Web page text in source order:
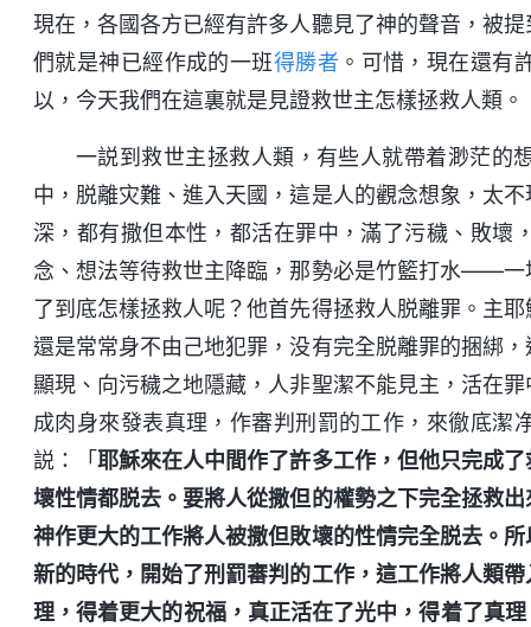
現在，各國各方已經有許多人聽見了神的聲音，被
們就是神已經作成的一班得勝者 。可惜，現在還有
以，今天我們在這裏就是見證救世主怎樣拯救人類。
一説到救世主拯救人類，有些人就帶着渺茫的
中，脱離灾難、進入天國，這是人的觀念想象，太
深，都有撒但本性，都活在罪中，滿了污穢、敗壞
念、想法等待救世主降臨，那勢必是竹籃打水——
了到底怎樣拯救人呢？他首先得拯救人脱離罪。主
還是常常身不由己地犯罪，没有完全脱離罪的捆綁
顯現、向污穢之地隱藏，人非聖潔不能見主，活在
成肉身來發表真理，作審判刑罰的工作，來徹底潔
説：「耶穌來在人中間作了許多工作，但他只完成
壞性情都脱去。要將人從撒但的權勢之下完全拯救
神作更大的工作將人被撒但敗壞的性情完全脱去。
新的時代，開始了刑罰審判的工作，這工作將人類
理，得着更大的祝福，真正活在了光中，得着了真